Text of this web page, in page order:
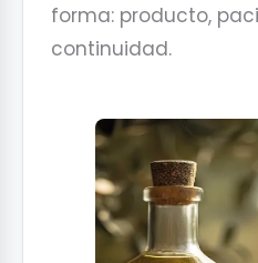
forma: producto,
continuidad.